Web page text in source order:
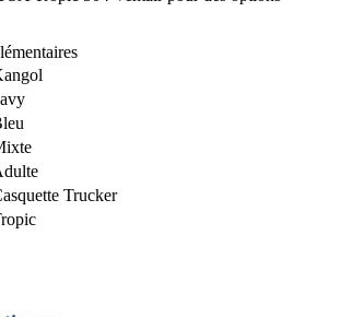
Trucker